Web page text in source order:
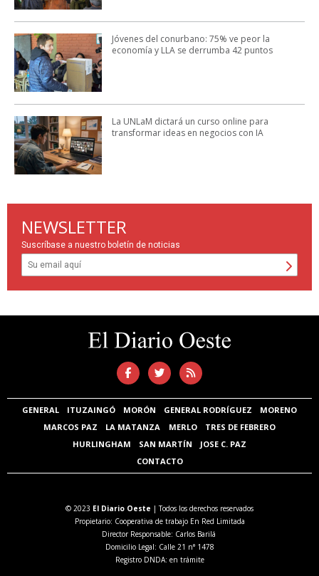
Jóvenes del conurbano: 75% ve peor la
economía y LLA se derrumba 42 puntos
La UNLaM dictará un curso online para
transformar ideas en negocios con IA
NEWSLETTER
Suscríbase a nuestro boletín de noticias
GENERAL ITUZAINGÓ MORÓN GENERAL RODRÍGUEZ
MORENO
MARCOS PAZ
LA MATANZA MERLO
TRES DE FEBRERO
HURLINGHAM
SAN MARTÍN
JOSE C. PAZ
CONTACTO
© 2023 El Diario Oeste | Todos los derechos reservados
Propietario: Cooperativa de trabajo En Red Limitada
Director Responsable: Carlos Barilá
Domicilio Legal: Calle 21 n° 1478
Registro DNDA: en trámite